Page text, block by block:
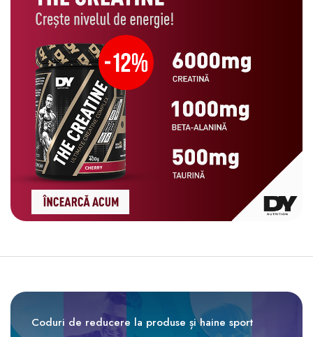
Coduri de reducere la produse și haine sport